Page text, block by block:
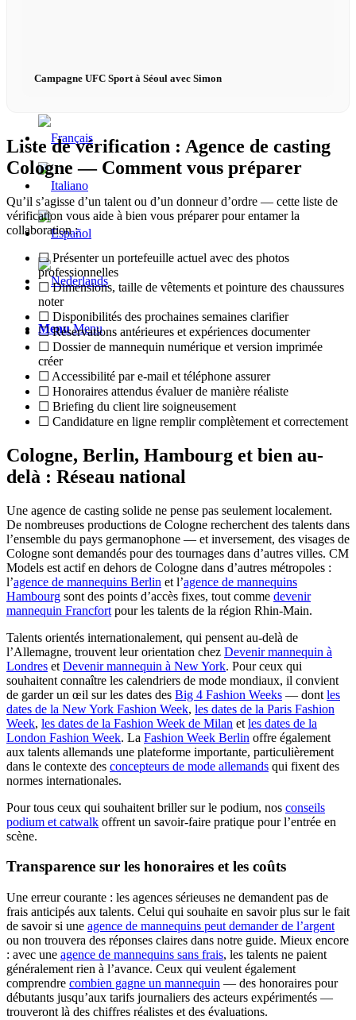
Menu Menu
Campagne UFC Sport à Séoul avec Simon
Liste de vérification : Agence de casting
Cologne — Comment vous préparer
Qu’il s’agisse d’un talent ou d’un donneur d’ordre — cette liste de
vérification vous aide à bien vous préparer pour entamer la
collaboration :
☐ Présenter un portefeuille actuel avec des photos
professionnelles
☐ Dimensions, taille de vêtements et pointure des chaussures
noter
☐ Disponibilités des prochaines semaines clarifier
☐ Réservations antérieures et expériences documenter
☐ Dossier de mannequin numérique et version imprimée
créer
☐ Accessibilité par e-mail et téléphone assurer
☐ Honoraires attendus évaluer de manière réaliste
☐ Briefing du client lire soigneusement
☐ Candidature en ligne remplir complètement et correctement
Cologne, Berlin, Hambourg et bien au-
delà : Réseau national
Une agence de casting solide ne pense pas seulement localement.
De nombreuses productions de Cologne recherchent des talents dans
l’ensemble du pays germanophone — et inversement, des visages de
Cologne sont demandés pour des tournages dans d’autres villes. CM
Models est actif en dehors de Cologne dans d’autres métropoles :
l’agence de mannequins Berlin et l’agence de mannequins
Hambourg sont des points d’accès fixes, tout comme devenir
mannequin Francfort pour les talents de la région Rhin-Main.
Talents orientés internationalement, qui pensent au-delà de
l’Allemagne, trouvent leur orientation chez Devenir mannequin à
Londres et Devenir mannequin à New York. Pour ceux qui
souhaitent connaître les calendriers de mode mondiaux, il convient
de garder un œil sur les dates des Big 4 Fashion Weeks — dont les
dates de la New York Fashion Week, les dates de la Paris Fashion
Week, les dates de la Fashion Week de Milan et les dates de la
London Fashion Week. La Fashion Week Berlin offre également
aux talents allemands une plateforme importante, particulièrement
dans le contexte des concepteurs de mode allemands qui fixent des
normes internationales.
Pour tous ceux qui souhaitent briller sur le podium, nos conseils
podium et catwalk offrent un savoir-faire pratique pour l’entrée en
scène.
Transparence sur les honoraires et les coûts
Une erreur courante : les agences sérieuses ne demandent pas de
frais anticipés aux talents. Celui qui souhaite en savoir plus sur le fait
de savoir si une agence de mannequins peut demander de l’argent
ou non trouvera des réponses claires dans notre guide. Mieux encore
: avec une agence de mannequins sans frais, les talents ne paient
généralement rien à l’avance. Ceux qui veulent également
comprendre combien gagne un mannequin — des honoraires pour
débutants jusqu’aux tarifs journaliers des acteurs expérimentés —
trouveront là des chiffres réalistes et des évaluations.